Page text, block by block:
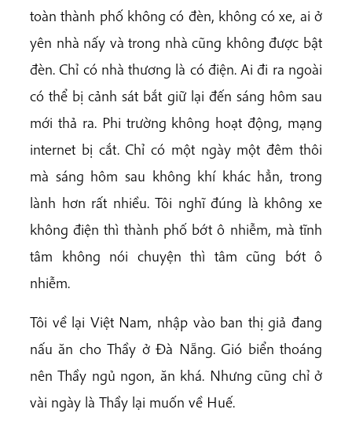
toàn thành phố không có đèn, không có xe, ai ở
yên nhà nấy và trong nhà cũng không được bật
đèn. Chỉ có nhà thương là có điện. Ai đi ra ngoài
có thể bị cảnh sát bắt giữ lại đến sáng hôm sau
mới thả ra. Phi trường không hoạt động, mạng
internet bị cắt. Chỉ có một ngày một đêm thôi
mà sáng hôm sau không khí khác hẳn, trong
lành hơn rất nhiều. Tôi nghĩ đúng là không xe
không điện thì thành phố bớt ô nhiễm, mà tĩnh
tâm không nói chuyện thì tâm cũng bớt ô
nhiễm.
Tôi về lại Việt Nam, nhập vào ban thị giả đang
nấu ăn cho Thầy ở Đà Nẵng. Gió biển thoáng
nên Thầy ngủ ngon, ăn khá. Nhưng cũng chỉ ở
vài ngày là Thầy lại muốn về Huế.